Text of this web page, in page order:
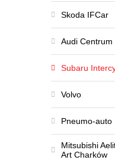
Skoda IFCar
Audi Centrum
Subaru
Volvo
Pneumo-auto
Mitsubishi
Art Charków